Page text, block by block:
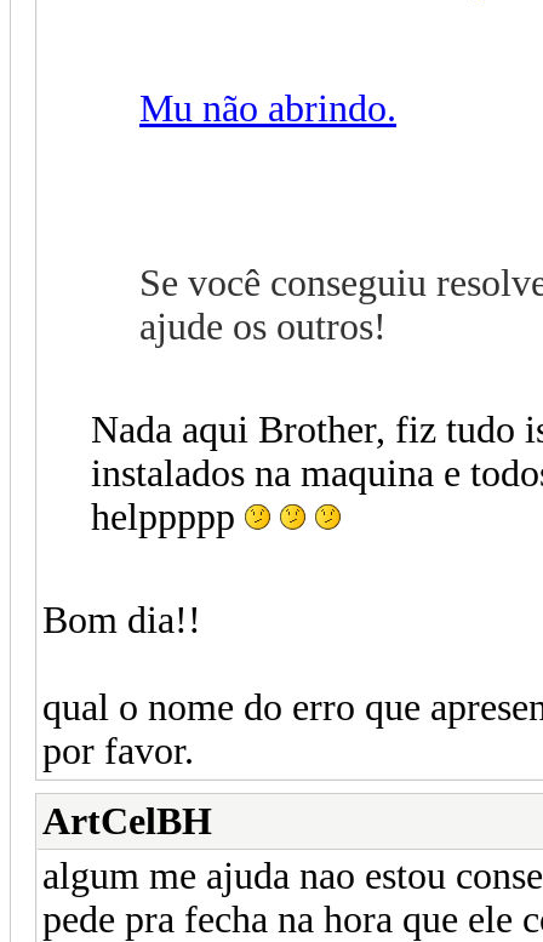
Mu não abrindo.
Se você conseguiu
ajude os outros!
Nada aqui Brother, fiz tudo
instalados na maquina e
helppppp
Bom dia!!
qual o nome do erro que
por favor.
ArtCelBH
algum me ajuda nao estou
pede pra fecha na hora que ele